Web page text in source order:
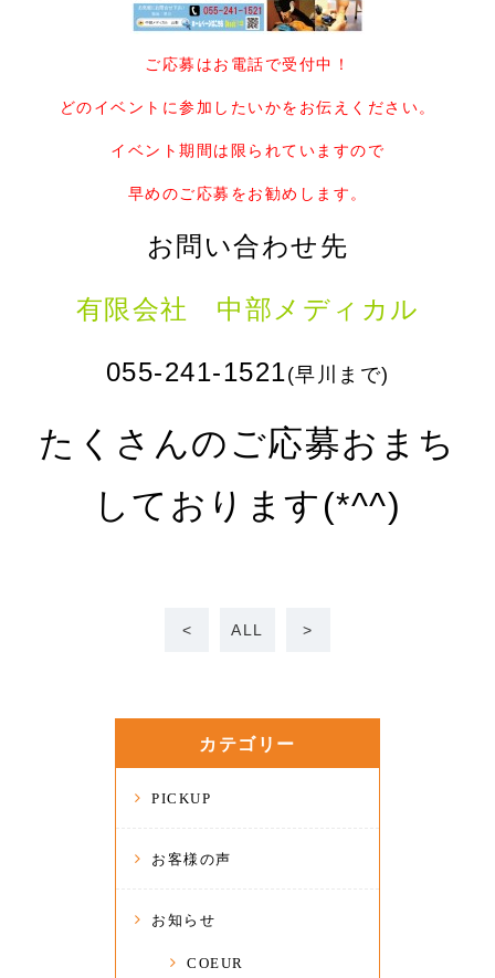
ご応募はお電話で受付中！
どのイベントに参加したいかをお伝えください。
イベント期間は限られていますので
早めのご応募をお勧めします。
お問い合わせ先
有限会社 中部メディカル
055-241-1521(早川まで)
たくさんのご応募おまち
しております(*^^)
< ALL >
カテゴリー
PICKUP
お客様の声
お知らせ
COEUR